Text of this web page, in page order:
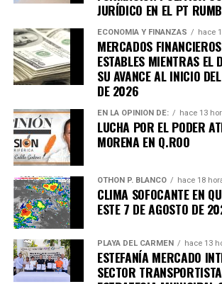
Recibe las noticias al
Únete al canal oficial de
Quinto Podery recibe las
importantes de Quintana Roo
en tu teléfono.
Unirme al canal de
JURÍDICO EN EL PT
ECONOMÍA Y FINANZAS hace
MERCADOS
ESTABLES MIENTRAS EL
SU AVANCE AL INICIO
DE 2026
EN LA OPINIÓN DE: hace 13
LUCHA POR EL PODER
MORENA EN Q.ROO
OTHON P. BLANCO hace 18
CLIMA SOFOCANTE EN
ESTE 7 DE AGOSTO DE
PLAYA DEL CARMEN hace 13
ESTEFANÍA MERCADO
SECTOR